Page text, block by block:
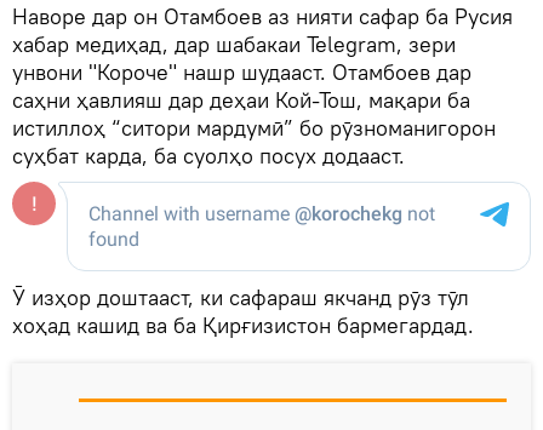
Наворе дар он Отамбоев аз нияти сафар ба Русия
хабар медиҳад, дар шабакаи Telegram, зери
унвони "Короче" нашр шудааст. Отамбоев дар
саҳни ҳавлияш дар деҳаи Кой-Тош, мақари ба
истиллоҳ “ситори мардумӣ” бо рӯзноманигорон
суҳбат карда, ба суолҳо посух додааст.
Ӯ изҳор доштааст, ки сафараш якчанд рӯз тӯл
хоҳад кашид ва ба Қирғизистон бармегардад.